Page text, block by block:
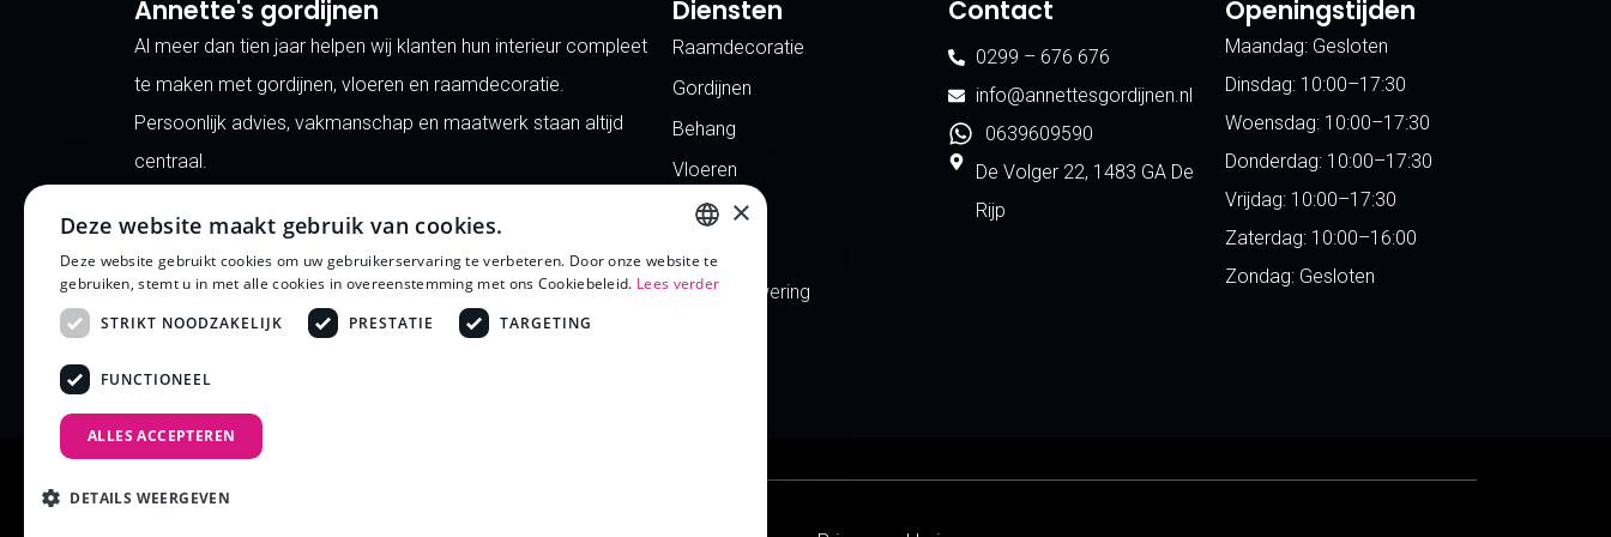
Annette's gordijnen
Al meer dan tien jaar helpen wij klanten hun interieur compleet
te maken met gordijnen, vloeren en raamdecoratie.
Persoonlijk advies, vakmanschap en maatwerk staan altijd
centraal.
Diensten
Raamdecoratie
Gordijnen
Behang
Vloeren
Horren
Shutters
Buitenzonwering
Contact
0299 – 676 676
info@annettesgordijnen.nl
0639609590
De Volger 22, 1483 GA De
Rijp
Openingstijden
Maandag: Gesloten
Dinsdag: 10:00–17:30
Woensdag: 10:00–17:30
Donderdag: 10:00–17:30
Vrijdag: 10:00–17:30
Zaterdag: 10:00–16:00
Zondag: Gesloten
DUTCH
×
Deze website maakt gebruik van cookies.
Deze website gebruikt cookies om uw gebruikerservaring te verbeteren. Door onze website te
gebruiken, stemt u in met alle cookies in overeenstemming met ons Cookiebeleid. Lees verder
STRIKT NOODZAKELIJK
PRESTATIE TARGETING
FUNCTIONEEL
ALLES ACCEPTEREN
DETAILS WEERGEVEN